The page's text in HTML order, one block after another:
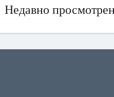
Недавно